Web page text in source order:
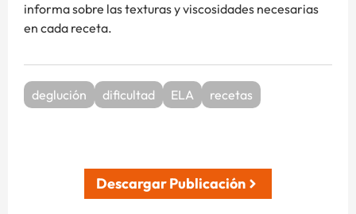
informa sobre las texturas y viscosidades necesarias
en cada receta.
deglución dificultad ELA recetas
Descargar Publicación